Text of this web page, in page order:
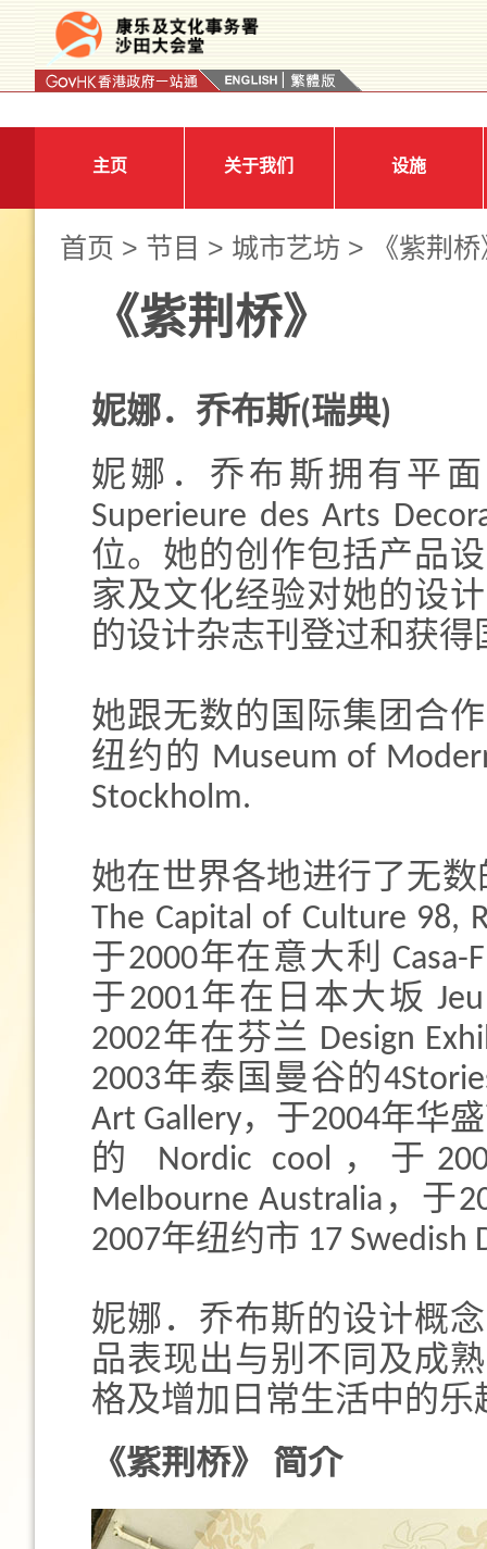
主页 关于我们 设施
首页 > 节目 > 城市艺坊 > 《紫荆桥
《紫荆桥》
妮娜．乔布斯(瑞典)
妮娜．乔布斯拥有平面
Superieure des Arts
位。她的创作包括产品
家及文化经验对她的设
的设计杂志刊登过和获
她跟无数的国际集团合
纽约的 Museum of
Stockholm.
她在世界各地进行了无数
The Capital of Culture 98,
于2000年在意大利 Casa-
于2001年在日本大坂
2002年在芬兰 Design
2003年泰国曼谷的
Art Gallery，于2004年华
的 Nordic cool，于
Melbourne Australia，于
2007年纽约市 17 Swedish
妮娜．乔布斯的设计概
品表现出与别不同及成
格及增加日常生活中的乐
《紫荆桥》 简介